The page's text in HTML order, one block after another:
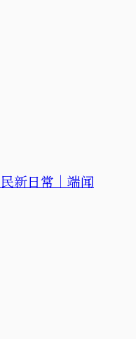
新日常｜端闻